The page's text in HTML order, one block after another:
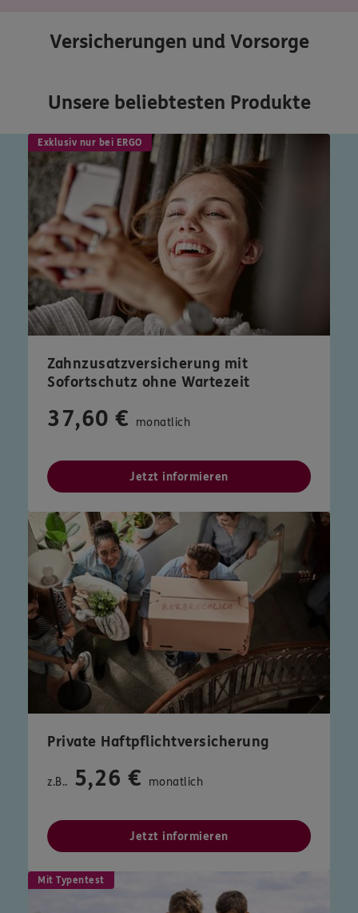
Versicherungen und Vorsorge
Unsere beliebtesten Produkte
Exklusiv nur bei ERGO
Zahnzusatzversicherung mit
Sofortschutz ohne Wartezeit
37,60 € monatlich
Jetzt informieren
Private Haftpflichtversicherung
z.B.. 5,26 € monatlich
Jetzt informieren
Mit Typentest